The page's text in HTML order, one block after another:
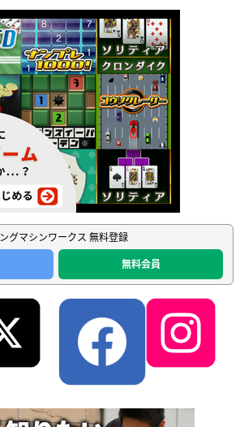
グマシンワークス 無料登録
無料会員